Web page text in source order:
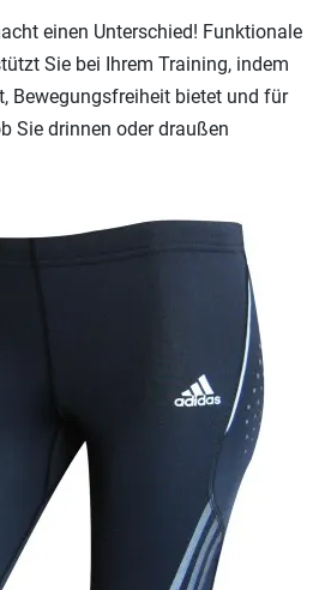
einen Unterschied! Funktionale
Sie bei Ihrem Training, indem
Bewegungsfreiheit bietet und für
Sie drinnen oder draußen